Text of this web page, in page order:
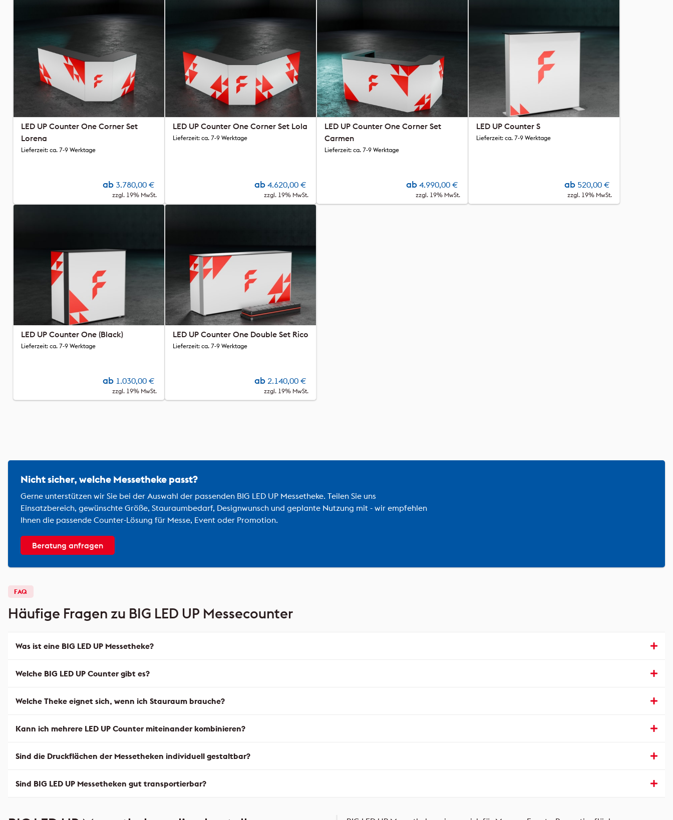
LED UP Counter One Corner Set
Lorena
ab 3.780,00 €
zzgl. 19% MwSt.
Lieferzeit: ca. 7-9 Werktage
LED UP Counter One Corner Set Lola
ab 4.620,00 €
zzgl. 19% MwSt.
Lieferzeit: ca. 7-9 Werktage
LED UP Counter One Corner Set
Carmen
ab 4.990,00 €
zzgl. 19% MwSt.
Lieferzeit: ca. 7-9 Werktage
LED UP Counter S
ab 520,00 €
zzgl. 19% MwSt.
Lieferzeit: ca. 7-9 Werktage
LED UP Counter One (Black)
Lieferzeit: ca. 7-9 Werktage
ab 1.030,00 €
zzgl. 19% MwSt.
LED UP Counter One Double Set Rico
ab 2.140,00 €
zzgl. 19% MwSt.
Lieferzeit: ca. 7-9 Werktage
Nicht sicher, welche Messetheke passt?
Gerne unterstützen wir Sie bei der Auswahl der passenden BIG LED UP Messetheke. Teilen Sie uns
Einsatzbereich, gewünschte Größe, Stauraumbedarf, Designwunsch und geplante Nutzung mit - wir empfehlen
Ihnen die passende Counter-Lösung für Messe, Event oder Promotion.
Beratung anfragen
FAQ
Häufige Fragen zu BIG LED UP Messecounter
Was ist eine BIG LED UP Messetheke?
Welche BIG LED UP Counter gibt es?
Welche Theke eignet sich, wenn ich Stauraum brauche?
Kann ich mehrere LED UP Counter miteinander kombinieren?
Sind die Druckflächen der Messetheken individuell gestaltbar?
Sind BIG LED UP Messetheken gut transportierbar?